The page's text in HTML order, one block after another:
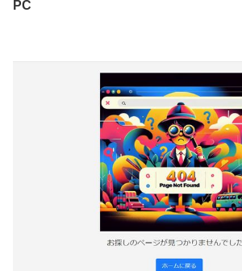
PC